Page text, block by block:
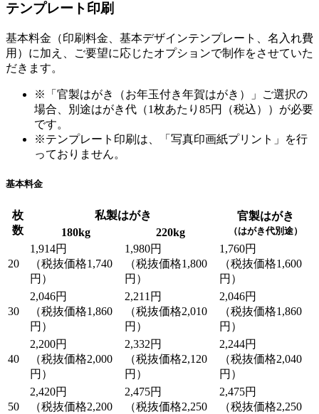
テンプレート印刷
基本料金（印刷料金、基本デザインテンプレート、名入れ費
用）に加え、ご要望に応じたオプションで制作をさせていた
だきます。
※「官製はがき（お年玉付き年賀はがき）」ご選択の
場合、別途はがき代（1枚あたり85円（税込））が必要
です。
※テンプレート印刷は、「写真印画紙プリント」を行
っておりません。
基本料金
枚
数
私製はがき 官製はがき
（はがき代別途）
180kg 220kg
20
1,914円
（税抜価格1,740
円）
1,980円
（税抜価格1,800
円）
1,760円
（税抜価格1,600
円）
30
2,046円
（税抜価格1,860
円）
2,211円
（税抜価格2,010
円）
2,046円
（税抜価格1,860
円）
40
2,200円
（税抜価格2,000
円）
2,332円
（税抜価格2,120
円）
2,244円
（税抜価格2,040
円）
50
2,420円
（税抜価格2,200
2,475円
（税抜価格2,250
2,475円
（税抜価格2,250